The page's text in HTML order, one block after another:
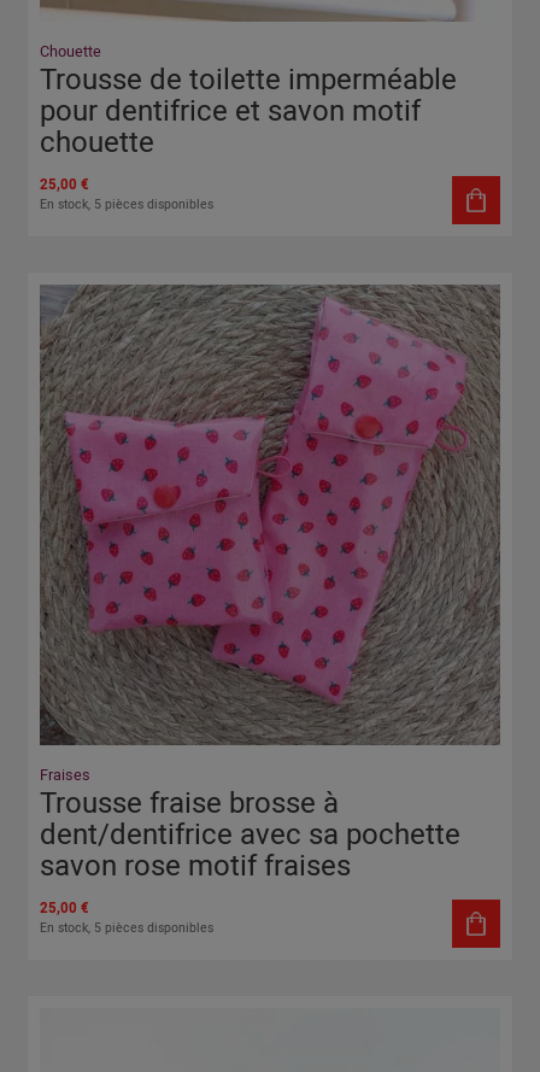
Chouette
Trousse de toilette imperméable
pour dentifrice et savon motif
chouette
25,00 €
En stock, 5 pièces disponibles
Fraises
Trousse fraise brosse à
dent/dentifrice avec sa pochette
savon rose motif fraises
25,00 €
En stock, 5 pièces disponibles